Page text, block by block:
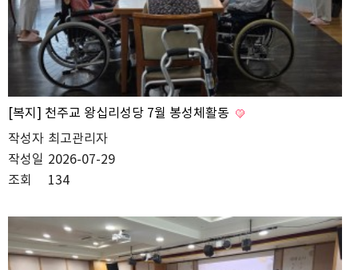
[복지] 천주교 왕십리성당 7월 봉성체활동
작성자 최고관리자
작성일 2026-07-29
조회
134